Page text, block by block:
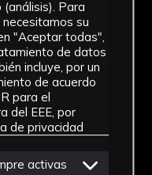
Para
su
"Aceptar todas",
de datos
incluye, por un
de acuerdo
para el
del EEE, por
de privacidad
activas